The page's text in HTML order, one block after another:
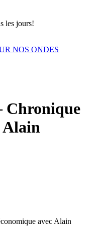
les jours!
NOS ONDES
Chronique
Alain
avec Alain